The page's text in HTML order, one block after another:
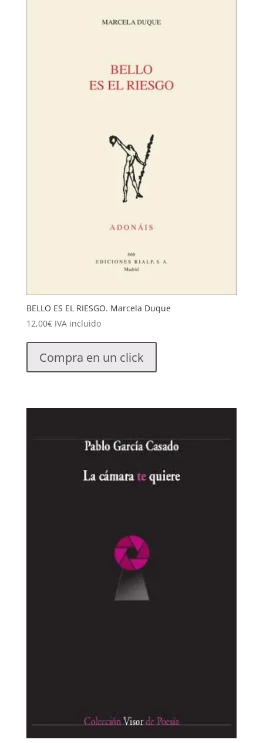
BELLO ES EL RIESGO. Marcela Duque
12,00€ IVA incluido
Compra en un click